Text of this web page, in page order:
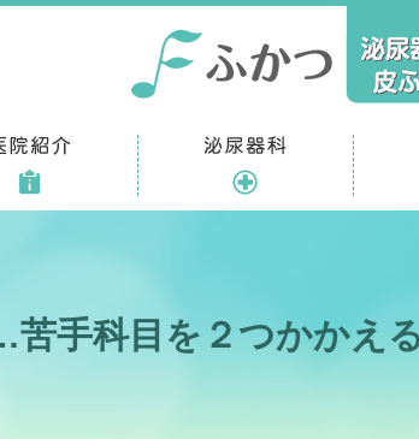
手科目を２つかかえ